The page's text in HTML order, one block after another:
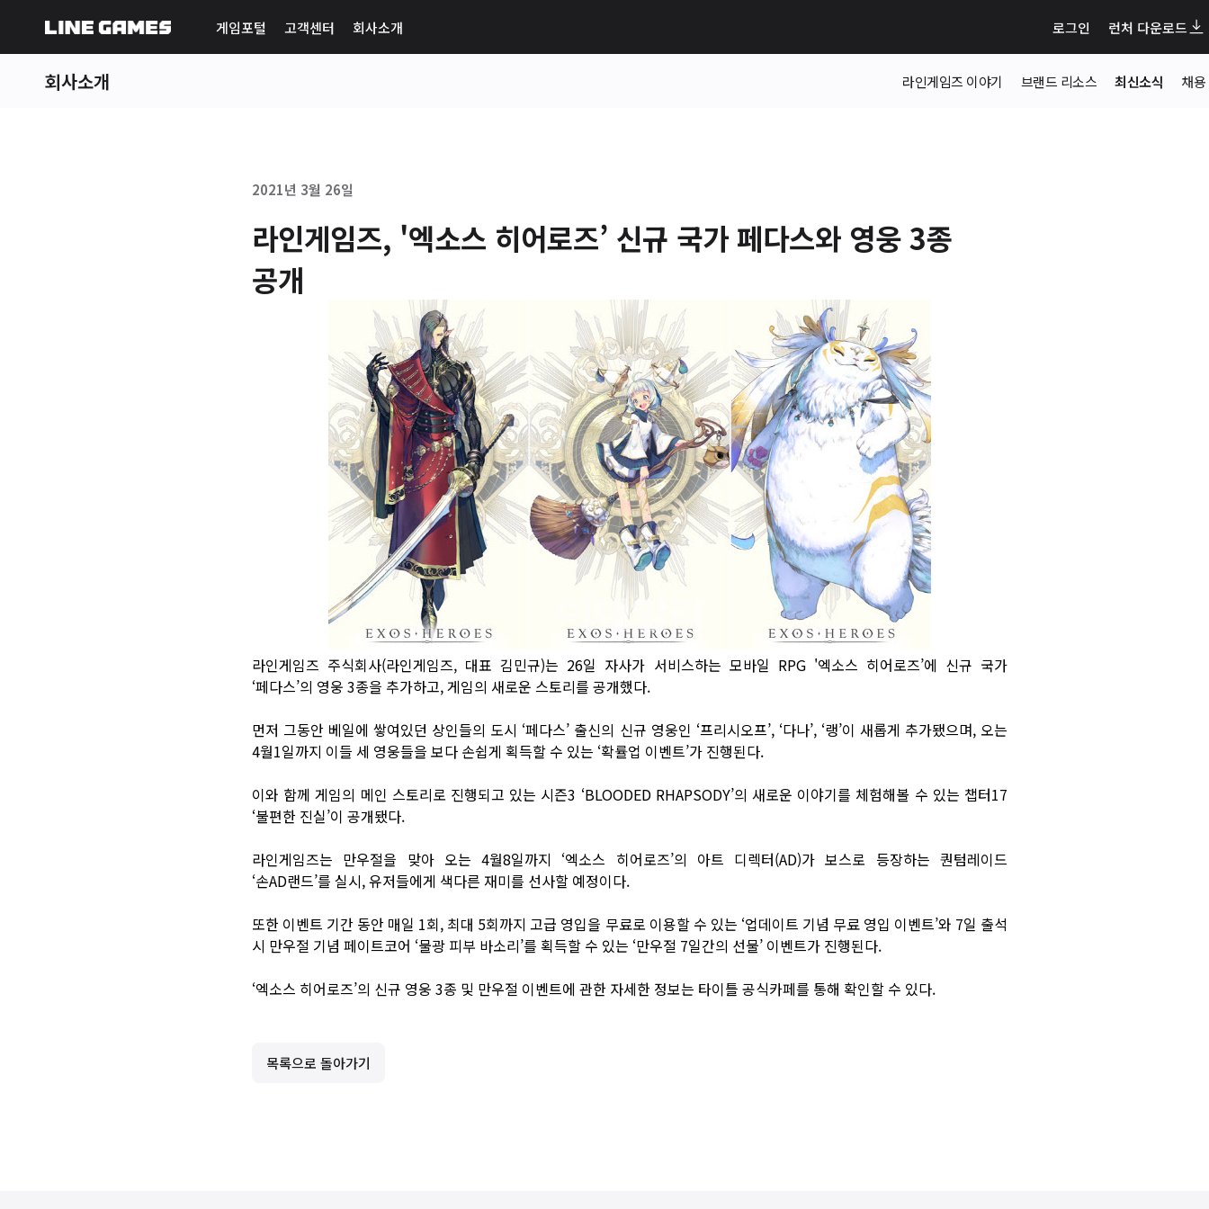
게임포털 고객센터 회사소개 로그인 런처 다운로드
회사소개 라인게임즈 이야기 브랜드 리소스 최신소식 채용
2021년 3월 26일
라인게임즈, '엑소스 히어로즈’ 신규 국가 페다스와 영웅 3종
공개
라인게임즈 주식회사(라인게임즈, 대표 김민규)는 26일 자사가 서비스하는 모바일 RPG '엑소스 히어로즈’에 신규 국가
‘페다스’의 영웅 3종을 추가하고, 게임의 새로운 스토리를 공개했다.
먼저 그동안 베일에 쌓여있던 상인들의 도시 ‘페다스’ 출신의 신규 영웅인 ‘프리시오프’, ‘다나’, ‘랭’이 새롭게 추가됐으며, 오는
4월1일까지 이들 세 영웅들을 보다 손쉽게 획득할 수 있는 ‘확률업 이벤트’가 진행된다.
이와 함께 게임의 메인 스토리로 진행되고 있는 시즌3 ‘BLOODED RHAPSODY’의 새로운 이야기를 체험해볼 수 있는 챕터17
‘불편한 진실’이 공개됐다.
라인게임즈는 만우절을 맞아 오는 4월8일까지 ‘엑소스 히어로즈’의 아트 디렉터(AD)가 보스로 등장하는 퀀텀레이드
‘손AD랜드’를 실시, 유저들에게 색다른 재미를 선사할 예정이다.
또한 이벤트 기간 동안 매일 1회, 최대 5회까지 고급 영입을 무료로 이용할 수 있는 ‘업데이트 기념 무료 영입 이벤트’와 7일 출석
시 만우절 기념 페이트코어 ‘물광 피부 바소리’를 획득할 수 있는 ‘만우절 7일간의 선물’ 이벤트가 진행된다.
‘엑소스 히어로즈’의 신규 영웅 3종 및 만우절 이벤트에 관한 자세한 정보는 타이틀 공식카페를 통해 확인할 수 있다.
목록으로 돌아가기